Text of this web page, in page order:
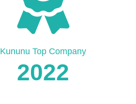
2022
Kununu Top Company